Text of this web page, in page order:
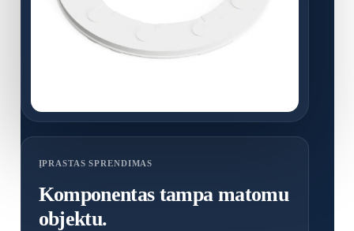
ĮPRASTAS SPRENDIMAS
Komponentas tampa matomu
objektu.